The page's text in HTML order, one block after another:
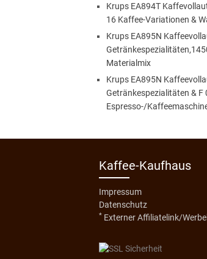
Krups EA894T
16 Kaffee-Variationen &
Krups EA895N
Materialmix
Krups EA895N
Getränkespezialitäten & F
Espresso-/
Kaffee-Kaufhaus
Impressum
Datenschutz
* Externer Affiliatelink/